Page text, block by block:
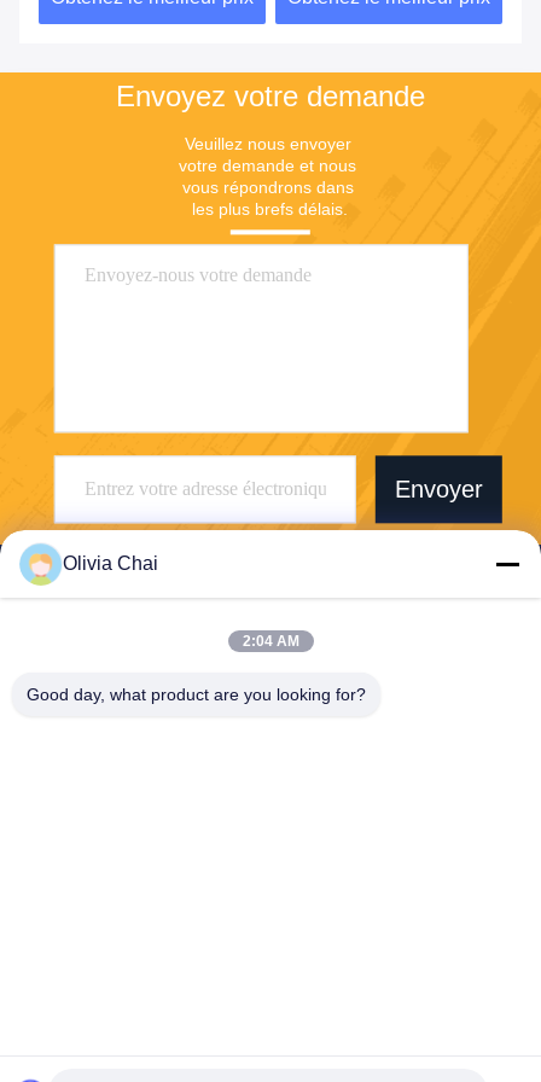
mondiaux
Envoyez votre demande
Veuillez nous envoyer
votre demande et nous
vous répondrons dans
les plus brefs délais.
Envoyer
Technology Co. Ltd
Olivia Chai
2:04 AM
Good day, what product are you looking for?